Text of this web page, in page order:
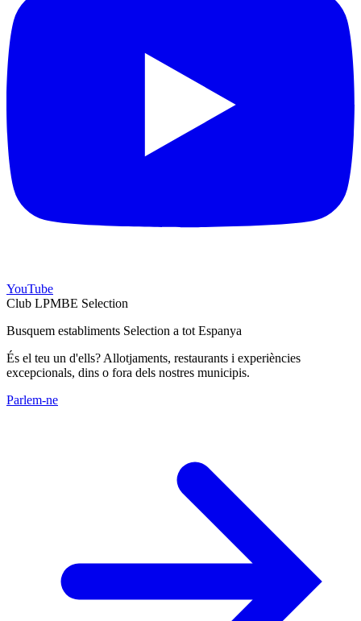
YouTube
Club LPMBE Selection
Busquem establiments Selection a tot Espanya
És el teu un d'ells? Allotjaments, restaurants i experiències
excepcionals, dins o fora dels nostres municipis.
Parlem-ne